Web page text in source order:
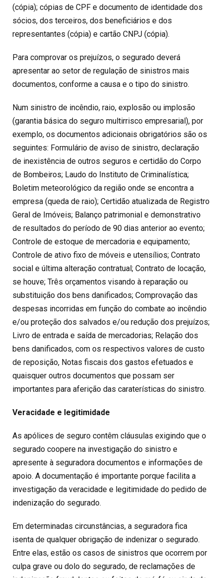
(cópia); cópias de CPF e documento de identidade dos
sócios, dos terceiros, dos beneficiários e dos
representantes (cópia) e cartão CNPJ (cópia).
Para comprovar os prejuízos, o segurado deverá
apresentar ao setor de regulação de sinistros mais
documentos, conforme a causa e o tipo do sinistro.
Num sinistro de incêndio, raio, explosão ou implosão
(garantia básica do seguro multirrisco empresarial), por
exemplo, os documentos adicionais obrigatórios são os
seguintes: Formulário de aviso de sinistro, declaração
de inexistência de outros seguros e certidão do Corpo
de Bombeiros; Laudo do Instituto de Criminalística;
Boletim meteorológico da região onde se encontra a
empresa (queda de raio); Certidão atualizada de Registro
Geral de Imóveis; Balanço patrimonial e demonstrativo
de resultados do período de 90 dias anterior ao evento;
Controle de estoque de mercadoria e equipamento;
Controle de ativo fixo de móveis e utensílios; Contrato
social e última alteração contratual; Contrato de locação,
se houve; Três orçamentos visando à reparação ou
substituição dos bens danificados; Comprovação das
despesas incorridas em função do combate ao incêndio
e/ou proteção dos salvados e/ou redução dos prejuízos;
Livro de entrada e saída de mercadorias; Relação dos
bens danificados, com os respectivos valores de custo
de reposição, Notas fiscais dos gastos efetuados e
quaisquer outros documentos que possam ser
importantes para aferição das caraterísticas do sinistro.
Veracidade e legitimidade
As apólices de seguro contêm cláusulas exigindo que o
segurado coopere na investigação do sinistro e
apresente à seguradora documentos e informações de
apoio. A documentação é importante porque facilita a
investigação da veracidade e legitimidade do pedido de
indenização do segurado.
Em determinadas circunstâncias, a seguradora fica
isenta de qualquer obrigação de indenizar o segurado.
Entre elas, estão os casos de sinistros que ocorrem por
culpa grave ou dolo do segurado, de reclamações de